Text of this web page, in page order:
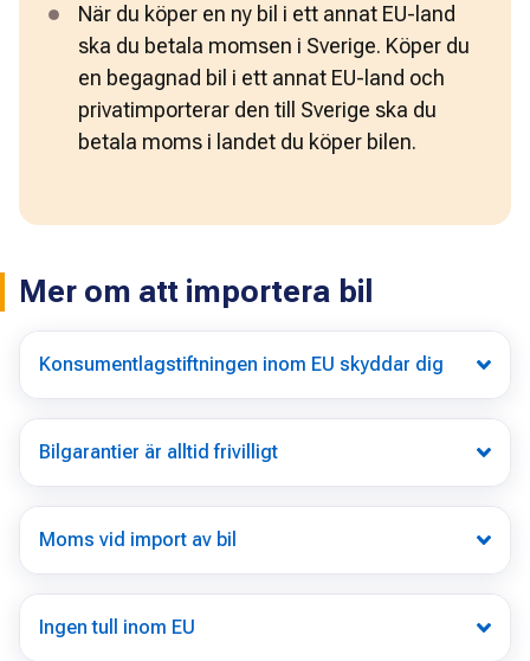
När du köper en ny bil i ett annat EU-land
ska du betala momsen i Sverige. Köper du
en begagnad bil i ett annat EU-land och
privatimporterar den till Sverige ska du
betala moms i landet du köper bilen.
Mer om att importera bil
Konsumentlagstiftningen inom EU skyddar dig
Bilgarantier är alltid frivilligt
Moms vid import av bil
Ingen tull inom EU